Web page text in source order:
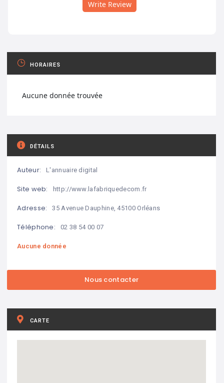
Write Review
HORAIRES
Aucune donnée trouvée
DÉTAILS
Auteur: L'annuaire digital
Site web: http://www.lafabriquedecom.fr
Adresse: 35 Avenue Dauphine, 45100 Orléans
Téléphone: 02 38 54 00 07
Aucune donnée
CARTE